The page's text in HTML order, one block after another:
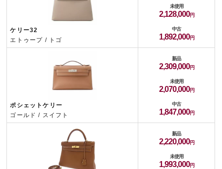
ケリー32
エトゥープ / トゴ
未使用
2,128,000
中古
1,892,000
ポシェットケリー
ゴールド / スイフト
新品
2,309,000
未使用
2,070,000
中古
1,847,000
新品
2,220,000
未使用
1,993,000